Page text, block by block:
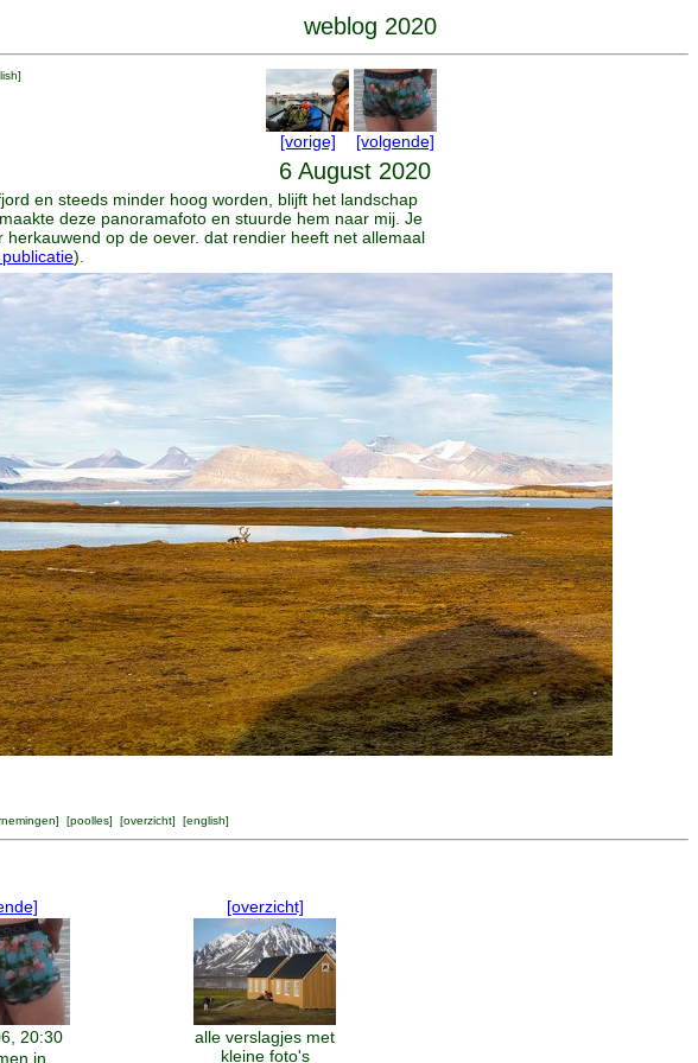
weblog 2020
]
[vorige] [volgende]
6 August 2020
en steeds minder hoog worden, blijft het landschap
deze panoramafoto en stuurde hem naar mij. Je
op de oever. dat rendier heeft net allemaal
).
] [poolles] [overzicht] [english]
[overzicht]
20:30
alle verslagjes met
kleine foto's
in